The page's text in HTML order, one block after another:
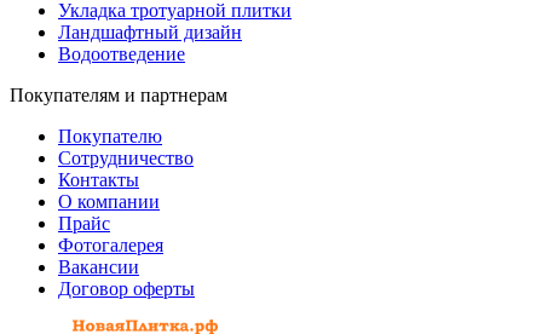
Укладка тротуарной плитки
Ландшафтный дизайн
Водоотведение
Покупателям и партнерам
Покупателю
Сотрудничество
Контакты
О компании
Прайс
Фотогалерея
Вакансии
Договор оферты